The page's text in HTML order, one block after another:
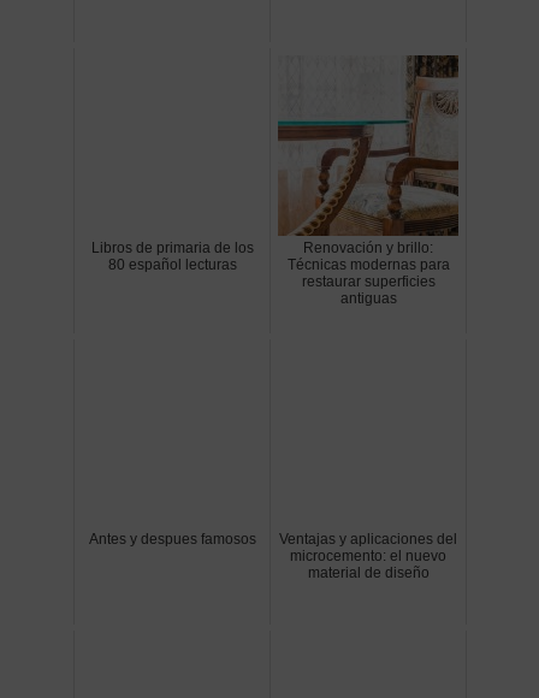
Libros de primaria de los
80 español lecturas
Renovación y brillo:
Técnicas modernas para
restaurar superficies
antiguas
Antes y despues famosos
Ventajas y aplicaciones del
microcemento: el nuevo
material de diseño